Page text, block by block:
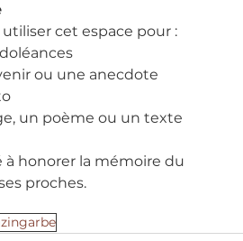
cet espace pour :
ou une anecdote
un poème ou un texte
à honorer la mémoire du
proches.